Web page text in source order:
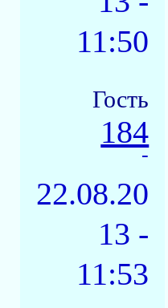
11:50
Гость
184
-
22.08.20
13 -
11:53